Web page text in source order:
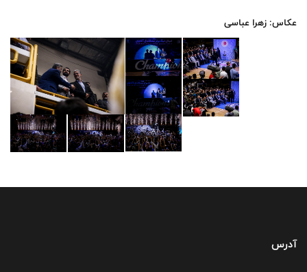
عکاس: زهرا عباسی
آدرس